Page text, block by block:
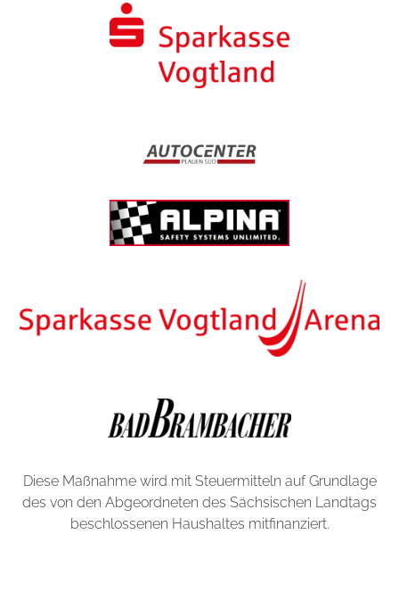
Diese Maßnahme wird mit Steuermitteln auf Grundlage
des von den Abgeordneten des Sächsischen Landtags
beschlossenen Haushaltes mitfinanziert.